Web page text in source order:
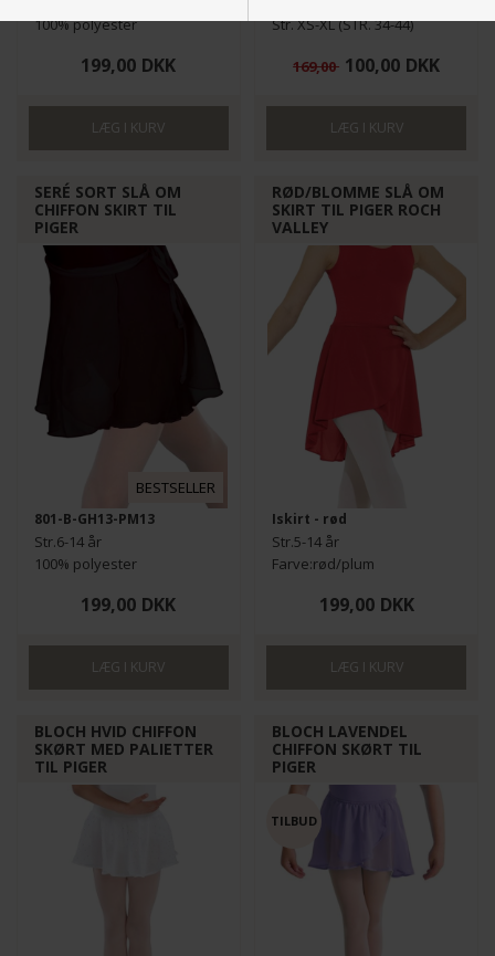
Nødvendige Markedsføring
Funktionelle Statistiske
100% polyester
199,00 DKK
Str. XS-XL (STR. 34-44)
169,00 100,00 DKK
SERÉ SORT SLÅ OM
CHIFFON SKIRT TIL
PIGER
BESTSELLER
801-B-GH13-PM13
Str.6-14 år
100% polyester
199,00 DKK
RØD/BLOMME SLÅ OM
SKIRT TIL PIGER ROCH
VALLEY
Iskirt - rød
Str.5-14 år
Farve:rød/plum
199,00 DKK
BLOCH HVID CHIFFON
SKØRT MED PALIETTER
TIL PIGER
BLOCH LAVENDEL
CHIFFON SKØRT TIL
PIGER